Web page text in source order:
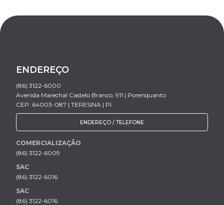
ENDEREÇO
(86) 3122-6000
Avenida Marechal Castelo Branco, 911 | Porenquanto
CEP: 64003-087 | TERESINA | PI
ENDEREÇO / TELEFONE
COMERCIALIZAÇÃO
(86) 3122-6009
SAC
(86) 3122-6016
SAC
(86) 3122-6016